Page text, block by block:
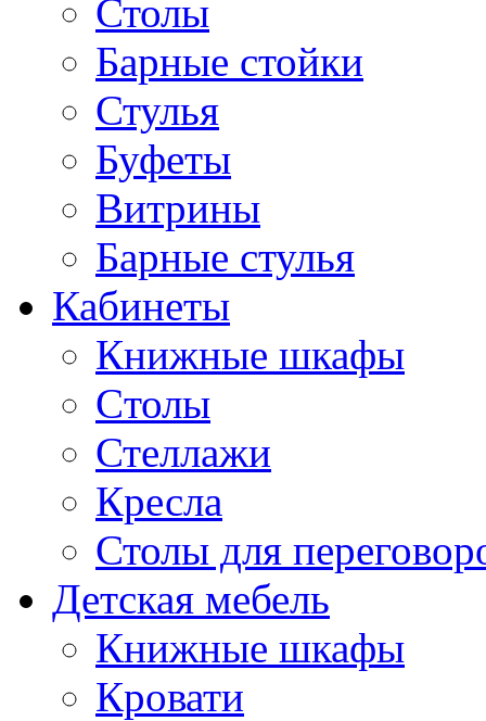
Столы
Барные стойки
Стулья
Буфеты
Витрины
Барные стулья
Кабинеты
Книжные шкафы
Cтолы
Стеллажи
Кресла
Столы для
Детская мебель
Книжные шкафы
Кровати